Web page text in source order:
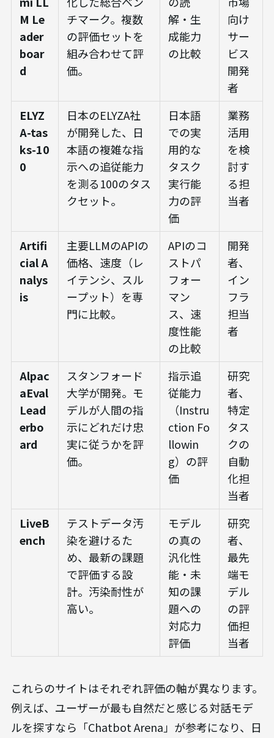
M Le
ader
boar
d
チマーク。複数
の評価セットを
組み合わせて評
価。
解・生
成能力
の比較
向け
サー
ビス
開発
者
ELYZ
A-tas
ks-10
0
日本のELYZA社
が開発した、日
本語の複雑な指
示への追従能力
を測る100のタス
クセット。
日本語
での実
用的な
タスク
実行能
力の評
価
業務
活用
を検
討す
る担
当者
Artifi
cial A
nalys
is
主要LLMのAPIの
価格、速度（レ
イテンシ、スル
ープット）を専
門に比較。
APIのコ
ストパ
フォー
マン
ス、速
度性能
の比較
開発
者、
イン
フラ
担当
者
Alpac
aEval
Lead
erbo
ard
スタンフォード
大学が開発。モ
デルが人間の指
示にどれだけ忠
実に従うかを評
価。
指示追
従能力
（Instru
ction Fo
llowin
g）の評
価
研究
者、
特定
タス
クの
自動
化担
当者
LiveB
ench
テストデータ汚
染を避けるた
め、最新の課題
で評価する設
計。汚染耐性が
高い。
モデル
の真の
汎化性
能・未
知の課
題への
対応力
評価
研究
者、
最先
端モ
デル
の評
価担
当者
これらのサイトはそれぞれ評価の軸が異なります。
例えば、ユーザーが最も自然だと感じる対話モデ
ルを探すなら「Chatbot Arena」が参考になり、日